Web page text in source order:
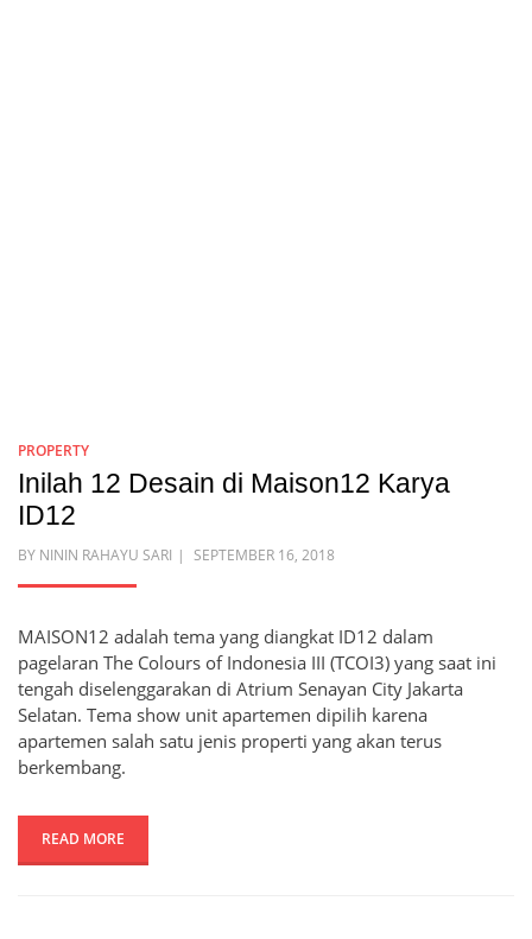
PROPERTY
Inilah 12 Desain di Maison12 Karya
ID12
BY NININ RAHAYU SARI
POSTED
SEPTEMBER 16, 2018
MAISON12 adalah tema yang diangkat ID12 dalam
pagelaran The Colours of Indonesia III (TCOI3) yang saat ini
tengah diselenggarakan di Atrium Senayan City Jakarta
Selatan. Tema show unit apartemen dipilih karena
apartemen salah satu jenis properti yang akan terus
berkembang.
READ MORE